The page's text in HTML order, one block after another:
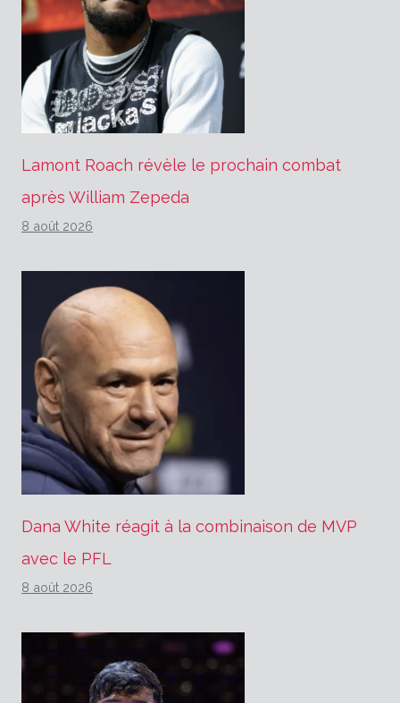
Lamont Roach révèle le prochain combat
après William Zepeda
8 août 2026
Dana White réagit à la combinaison de MVP
avec le PFL
8 août 2026